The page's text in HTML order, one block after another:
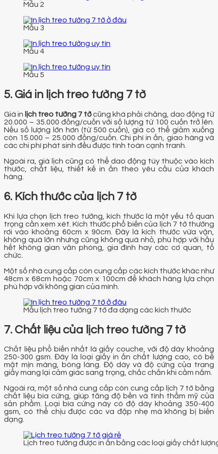
Mẫu 2
Mẫu 3
Mẫu 4
Mẫu 5
5. Giá in lịch treo tường 7 tờ
Giá in lịch treo tường 7 tờcũng khá phải chăng, dao động từ
20.000 – 35.000 đồng/cuốn với số lượng từ 100 cuốn trở lên.
Nếu số lượng lớn hơn (từ 500 cuốn), giá có thể giảm xuống
còn 15.000 – 25.000 đồng/cuốn. Chi phí in ấn, giao hàng và
các chi phí phát sinh đều được tính toán cạnh tranh.
Ngoài ra, giá lịch cũng có thể dao động tùy thuộc vào kích
thước, chất liệu, thiết kế in ấn theo yêu cầu của khách
hàng.
6. Kích thước của lịch 7 tờ
Khi lựa chọn lịch treo tường, kích thước là một yếu tố quan
trọng cần xem xét. Kích thước phổ biến của lịch 7 tờ thường
rơi vào khoảng 60cm x 90cm. Đây là kích thước vừa vặn,
không quá lớn nhưng cũng không quá nhỏ, phù hợp với hầu
hết không gian văn phòng, gia đình hay các cơ quan, tổ
chức.
Một số nhà cung cấp còn cung cấp các kích thước khác như
48cm x 68cm hoặc 70cm x 100cm để khách hàng lựa chọn
phù hợp với không gian của mình.
Mẫu lịch treo tường 7 tờ đa dạng các kích thước
7. Chất liệu của lịch treo tường 7 tờ
Chất liệu phổ biến nhất là giấy couche, với độ dày khoảng
250-300 gsm. Đây là loại giấy in ấn chất lượng cao, có bề
mặt mịn màng, bóng láng. Độ dày và độ cứng của trang
giấy mang lại cảm giác sang trọng, chắc chắn khi cầm nắm.
Ngoài ra, một số nhà cung cấp còn cung cấp lịch 7 tờ bằng
chất liệu bìa cứng, giúp tăng độ bền và tính thẩm mỹ của
sản phẩm. Loại bìa cứng này có độ dày khoảng 350-400
gsm, có thể chịu được các va đập nhẹ mà không bị biến
dạng.
Lịch treo tường được in ấn bằng các loại giấy chất